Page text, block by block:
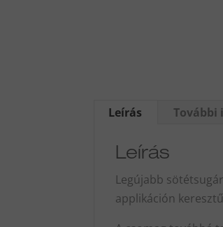
Leírás További
Leírás
Legújabb
applikáción